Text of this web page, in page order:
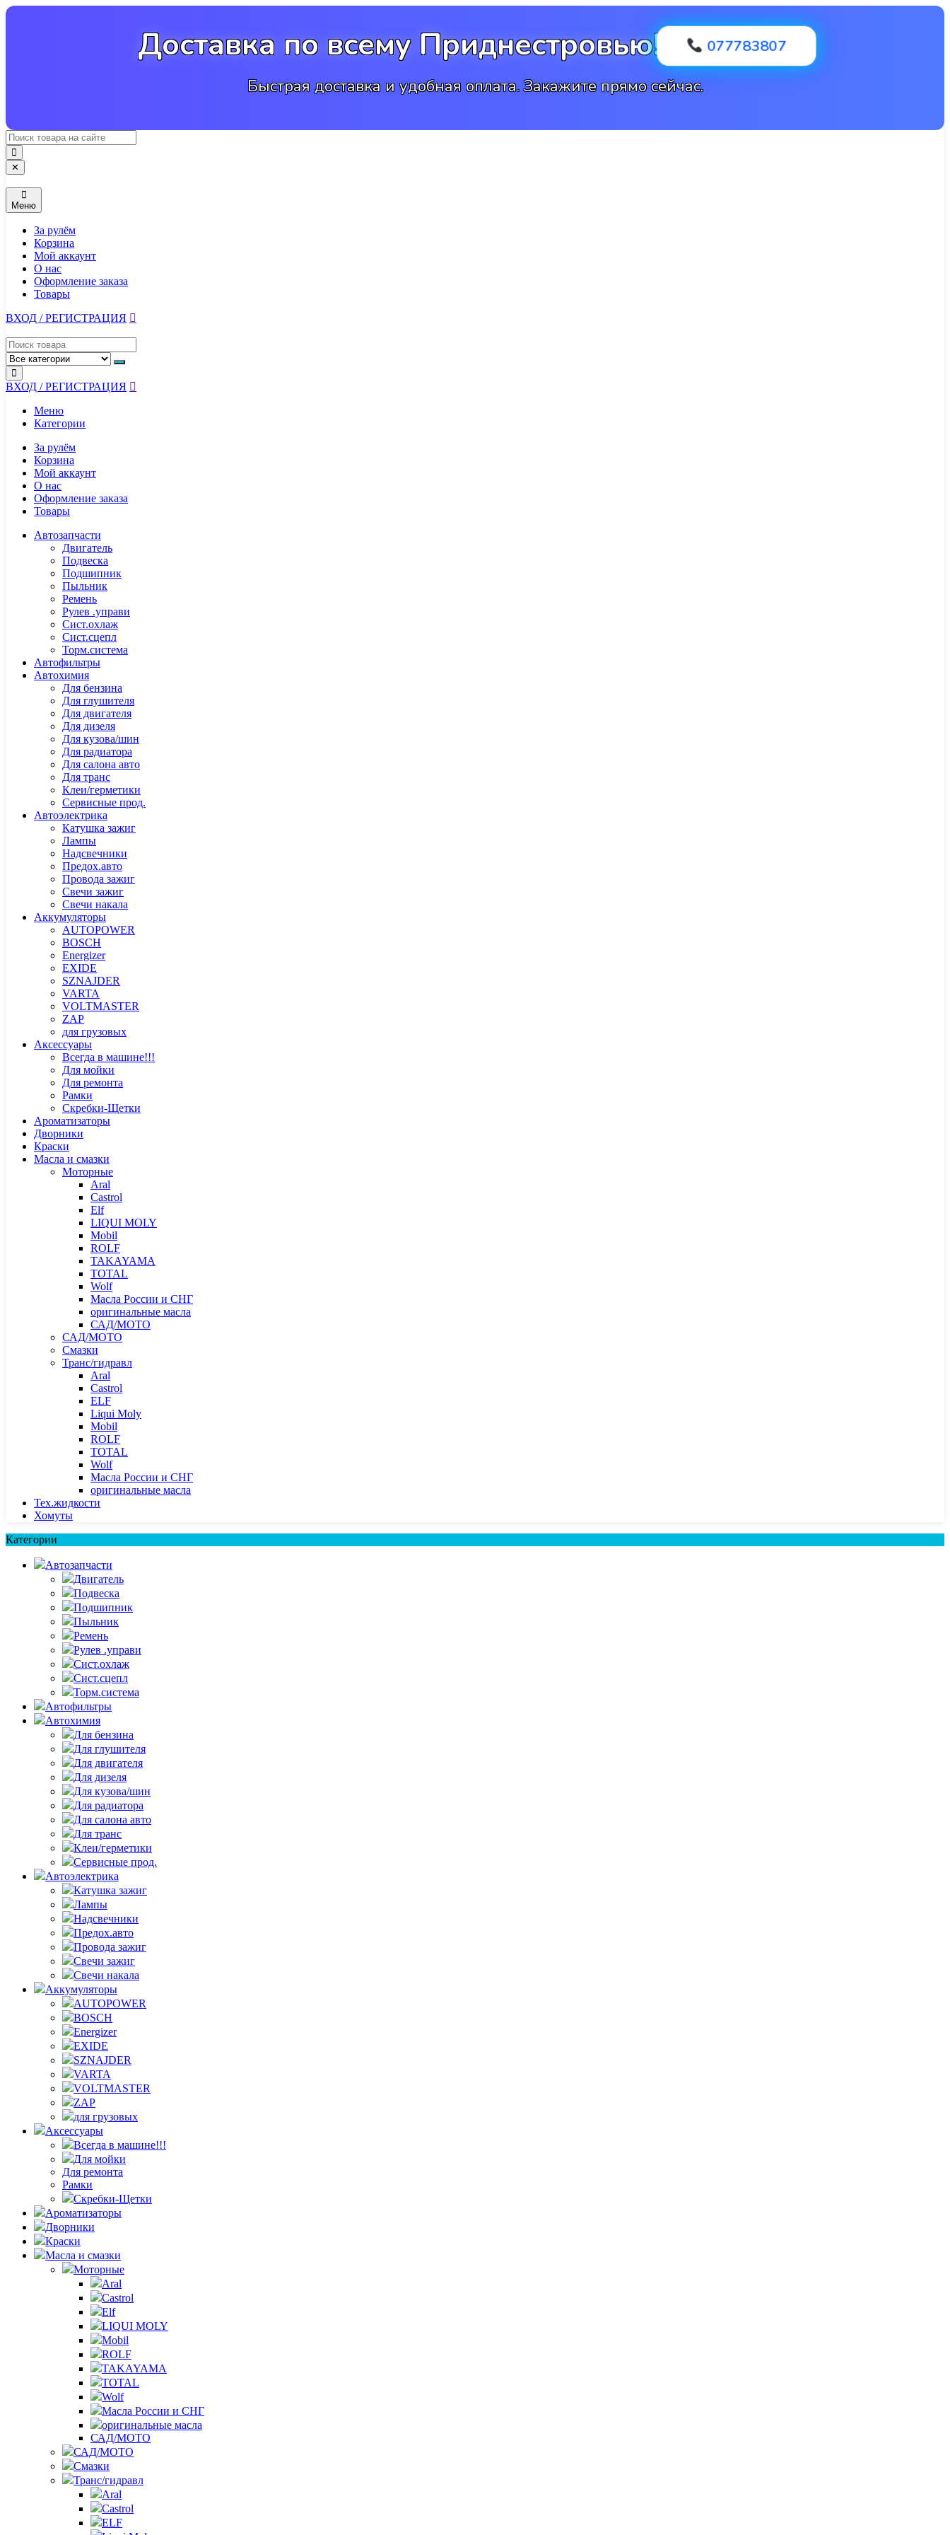
Перейти
Доставка по всему Приднестровью! 077783807
Быстрая доставка и удобная оплата. Закажите прямо сейчас.
✕
Меню
За рулём
Корзина
Мой аккаунт
О нас
Оформление заказа
Товары
ВХОД / РЕГИСТРАЦИЯ
ВХОД / РЕГИСТРАЦИЯ
Меню
Категории
За рулём
Корзина
Мой аккаунт
О нас
Оформление заказа
Товары
Автозапчасти
Двигатель
Подвеска
Подшипник
Пыльник
Ремень
Рулев .управи
Сист.охлаж
Сист.сцепл
Торм.система
Автофильтры
Автохимия
Для бензина
Для глушителя
Для двигателя
Для дизеля
Для кузова/шин
Для радиатора
Для салона авто
Для транс
Клеи/герметики
Сервисные прод.
Автоэлектрика
Катушка зажиг
Лампы
Надсвечники
Предох.авто
Провода зажиг
Свечи зажиг
Свечи накала
Аккумуляторы
AUTOPOWER
BOSCH
Energizer
EXIDE
SZNAJDER
VARTA
VOLTMASTER
ZAP
для грузовых
Аксессуары
Всегда в машине!!!
Для мойки
Для ремонта
Рамки
Скребки-Щетки
Ароматизаторы
Дворники
Краски
Масла и смазки
Моторные
Aral
Castrol
Elf
LIQUI MOLY
Mobil
ROLF
TAKAYAMA
TOTAL
Wolf
Масла России и СНГ
оригинальные масла
САД/МОТО
САД/МОТО
Смазки
Транс/гидравл
Aral
Castrol
ELF
Liqui Moly
Mobil
ROLF
TOTAL
Wolf
Масла России и СНГ
оригинальные масла
Тех.жидкости
Хомуты
Категории
Автозапчасти
Двигатель
Подвеска
Подшипник
Пыльник
Ремень
Рулев .управи
Сист.охлаж
Сист.сцепл
Торм.система
Автофильтры
Автохимия
Для бензина
Для глушителя
Для двигателя
Для дизеля
Для кузова/шин
Для радиатора
Для салона авто
Для транс
Клеи/герметики
Сервисные прод.
Автоэлектрика
Катушка зажиг
Лампы
Надсвечники
Предох.авто
Провода зажиг
Свечи зажиг
Свечи накала
Аккумуляторы
AUTOPOWER
BOSCH
Energizer
EXIDE
SZNAJDER
VARTA
VOLTMASTER
ZAP
для грузовых
Аксессуары
Всегда в машине!!!
Для мойки
Для ремонта
Рамки
Скребки-Щетки
Ароматизаторы
Дворники
Краски
Масла и смазки
Моторные
Aral
Castrol
Elf
LIQUI MOLY
Mobil
ROLF
TAKAYAMA
TOTAL
Wolf
Масла России и СНГ
оригинальные масла
САД/МОТО
САД/МОТО
Смазки
Транс/гидравл
Aral
Castrol
ELF